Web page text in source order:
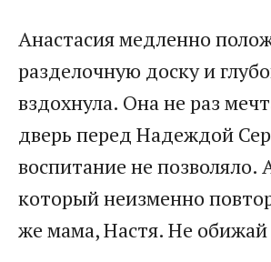
Анастасия медленно
разделочную доску и
вздохнула. Она не раз
дверь перед Надеждой
воспитание не позволяло.
который неизменно
же мама, Настя. Не обижай